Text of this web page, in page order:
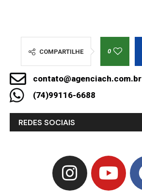
COMPARTILHE 0
contato@agenciach.com.br
(74)99116-6688
REDES SOCIAIS